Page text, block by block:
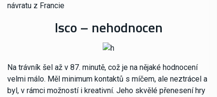
návratu z Francie
Isco – nehodnocen
Na trávník šel až v 87. minutě, což je na nějaké hodnocení
velmi málo. Měl minimum kontaktů s míčem, ale neztrácel a
byl, v rámci možností i kreativní. Jeho skvělé přenesení hry